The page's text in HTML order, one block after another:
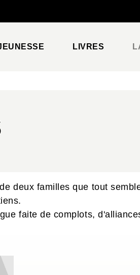
LIVRES
deux familles que tout
faite de complots,